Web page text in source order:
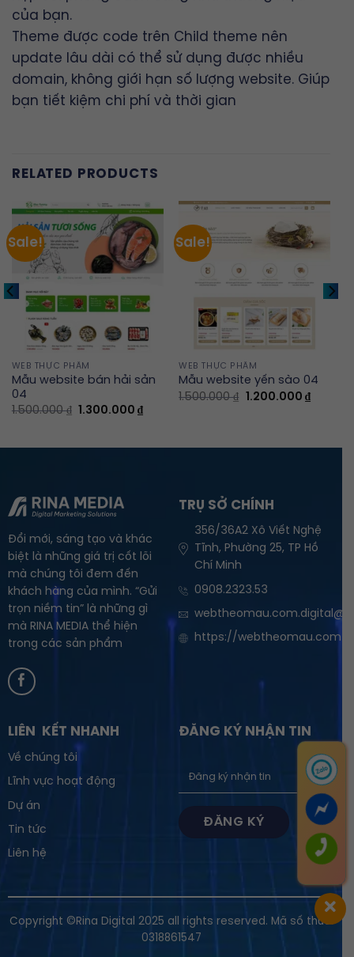
của bạn.
Theme được code trên Child theme nên
update lâu dài có thể sử dụng được nhiều
domain, không giới hạn số lượng website. Giúp
bạn tiết kiệm chi phí và thời gian
RELATED PRODUCTS
Sale!
WEB THỰC PHẨM
Mẫu website bán hải sản
04
1.500.000₫ Original
1.300.000₫Current
Sale!
WEB THỰC PHẨM
Mẫu website yến sào 04
1.500.000₫ Original
1.200.000 ₫Current
Đổi mới, sáng tạo và khác
biệt là những giá trị cốt lõi
mà chúng tôi đem đến
khách hàng của mình. “Gửi
trọn niềm tin” là những gì
mà RINA MEDIA thể hiện
trong các sản phẩm
TRỤ SỞ CHÍNH
356/36A2 Xô Viết Nghệ
Tĩnh, Phường 25, TP Hồ
Chí Minh
0908.2323.53
https://webtheomau.com
LIÊN KẾT NHANH
Về chúng tôi
Lĩnh vực hoạt động
Dự án
Tin tức
Liên hệ
ĐĂNG KÝ NHẬN TIN
Copyright ©Rina Digital 2025 all rights reserved. Mã số thuế:
0318861547